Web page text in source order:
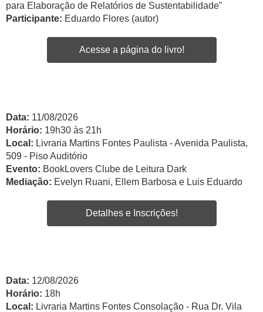
para Elaboração de Relatórios de Sustentabilidade"
Participante: Eduardo Flores (autor)
Acesse a página do livro!
Data: 11/08/2026
Horário: 19h30 às 21h
Local: Livraria Martins Fontes Paulista - Avenida Paulista,
509 - Piso Auditório
Evento: BookLovers Clube de Leitura Dark
Mediação: Evelyn Ruani, Ellem Barbosa e Luis Eduardo
Detalhes e Inscrições!
Data: 12/08/2026
Horário: 18h
Local: Livraria Martins Fontes Consolação - Rua Dr. Vila